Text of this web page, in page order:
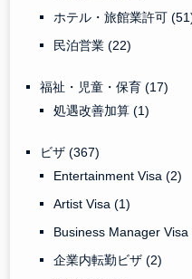
ホテル・旅館業許可
民泊営業(22)
福祉・児童・保育(17)
処遇改善加算(1)
ビザ(367)
Entertainment Visa(2)
Artist Visa(1)
Business Manager Visa
企業内転勤ビザ(2)